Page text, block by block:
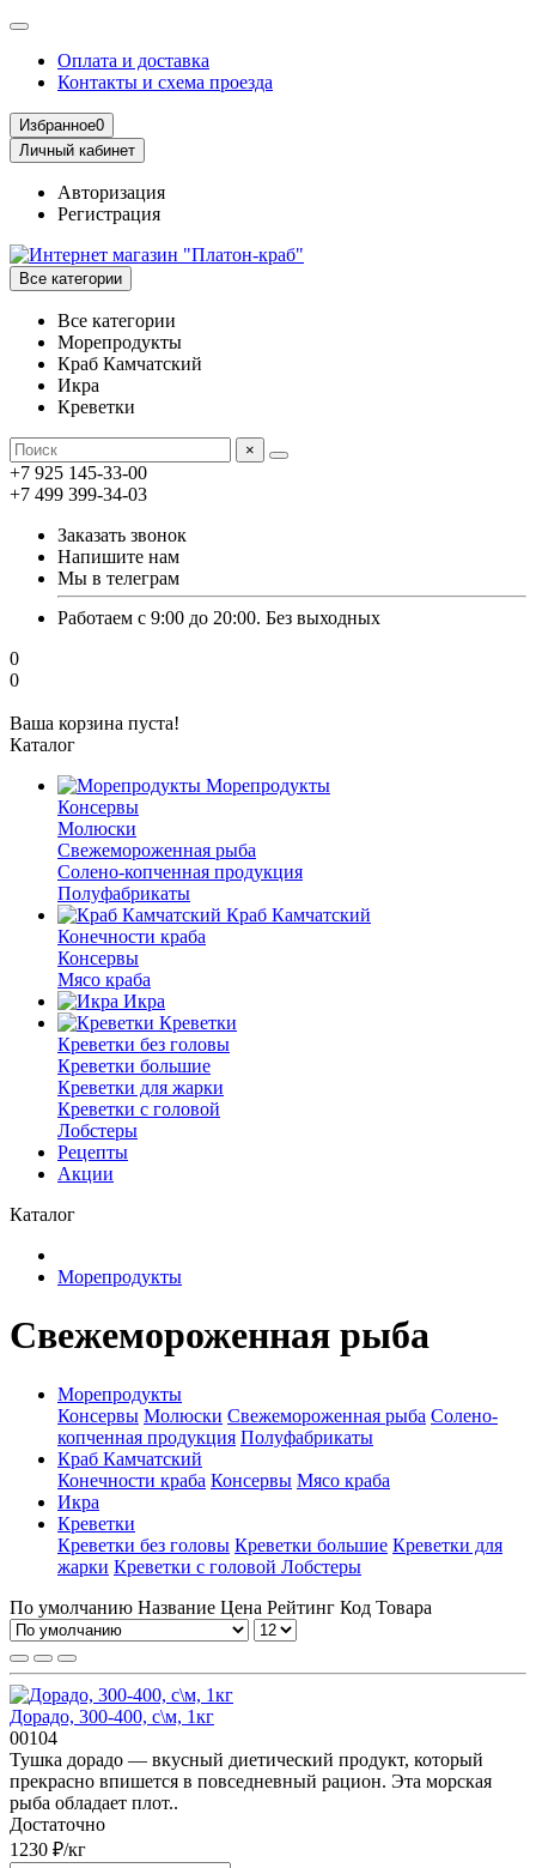
Оплата и доставка
Контакты и схема проезда
Избранное0
Личный кабинет
Авторизация
Регистрация
Все категории
Все категории
Морепродукты
Краб Камчатский
Икра
Креветки
×
+7 925 145-33-00
+7 499 399-34-03
Заказать звонок
Напишите нам
Мы в телеграм
Работаем с 9:00 до 20:00. Без выходных
0
0
Ваша корзина пуста!
Каталог
Морепродукты
Консервы
Молюски
Свежемороженная рыба
Солено-копченная продукция
Полуфабрикаты
Краб Камчатский
Конечности краба
Консервы
Мясо краба
Икра
Креветки
Креветки без головы
Креветки большие
Креветки для жарки
Креветки с головой
Лобстеры
Рецепты
Акции
Каталог
Морепродукты
Свежемороженная рыба
Морепродукты
Консервы Молюски Свежемороженная рыба Солено-
копченная продукция Полуфабрикаты
Краб Камчатский
Конечности краба Консервы Мясо краба
Икра
Креветки
Креветки без головы Креветки большие Креветки для
жарки Креветки с головой Лобстеры
По умолчанию Название Цена Рейтинг Код Товара
Дорадо, 300-400, с\м, 1кг
00104
Тушка дорадо — вкусный диетический продукт, который
прекрасно впишется в повседневный рацион. Эта морская
рыба обладает плот..
Достаточно
1230 ₽/кг